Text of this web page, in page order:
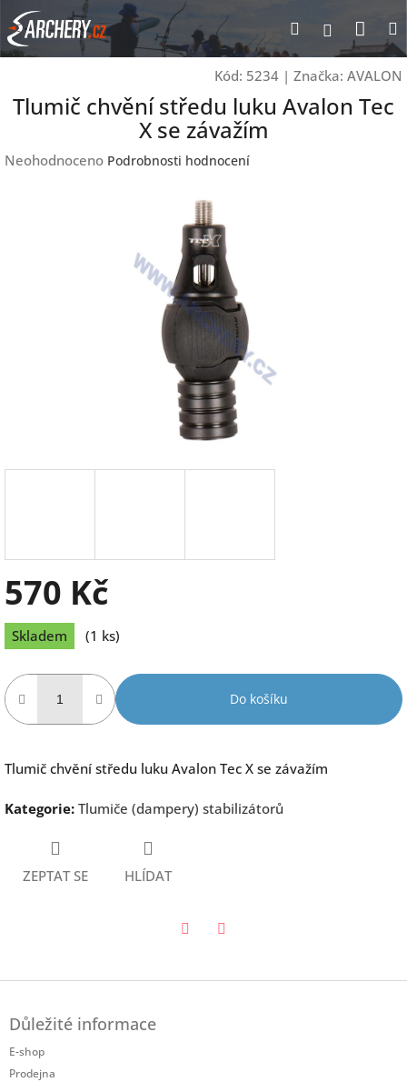
Přejít
na
obsah
Hledat
Kód: 5234 | Značka: AVALON
Tlumič chvění středu luku Avalon Tec
X se závažím
Průměrné
Neohodnoceno Podrobnosti hodnocení
570 Kč
Měrná
cena:
Skladem (1 ks)
Do košíku
Tlumič chvění středu luku Avalon Tec X se závažím
Kategorie: Tlumiče (dampery) stabilizátorů
ZEPTAT SE HLÍDAT
Důležité informace
E-shop
Prodejna